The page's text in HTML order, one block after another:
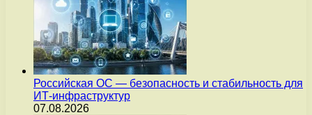
Российская ОС — безопасность и стабильность для
ИТ-инфраструктур
07.08.2026